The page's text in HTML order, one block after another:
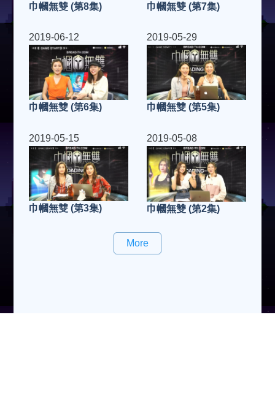
巾幗無雙 (第8集) 巾幗無雙 (第7集)
2019-06-12
巾幗無雙 (第6集)
2019-05-29
巾幗無雙 (第5集)
2019-05-15
巾幗無雙 (第3集)
2019-05-08
巾幗無雙 (第2集)
More